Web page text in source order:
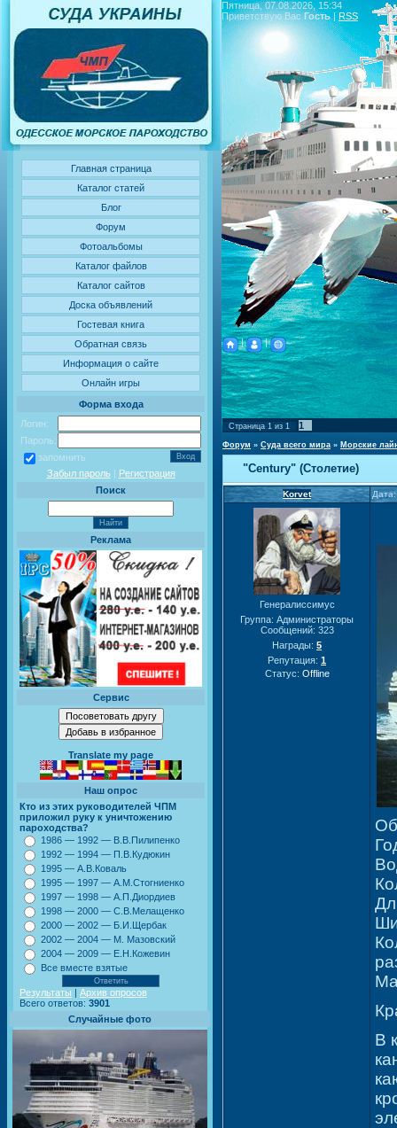
Главная страница
Каталог статей
Блог
Форум
Фотоальбомы
Каталог файлов
Каталог сайтов
Доска объявлений
Гостевая книга
Обратная связь
Информация о сайте
Онлайн игры
Форма входа
Логин:
Пароль:
запомнить
Забыл пароль | Регистрация
Поиск
Реклама
Сервис
Translate my page
Наш опрос
Кто из этих руководителей ЧПМ
приложил руку к уничтожению
пароходства?
1986 — 1992 — В.В.Пилипенко
1992 — 1994 — П.В.Кудюкин
1995 — А.В.Коваль
1995 — 1997 — А.М.Стогниенко
1997 — 1998 — А.П.Диордиев
1998 — 2000 — С.В.Мелащенко
2000 — 2002 — Б.И.Щербак
2002 — 2004 — М. Мазовский
2004 — 2009 — Е.Н.Кожевин
Все вместе взятые
Результаты | Архив опросов
Всего ответов: 3901
Случайные фото
Пятница, 07.08.2026, 15:34
Приветствую Вас Гость| RSS
| |
Страница 1 из 1 1
Форум » Суда всего мира » Морские
"Century" (Столетие)
Korvet
Генералиссимус
Группа: Администраторы
Сообщений: 323
Награды: 5
Репутация: 1
Статус: Offline
В